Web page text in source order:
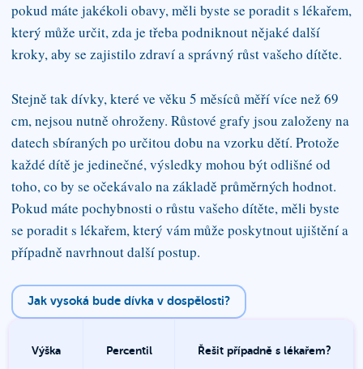
pokud máte jakékoli obavy, měli byste se poradit s lékařem,
který může určit, zda je třeba podniknout nějaké další
kroky, aby se zajistilo zdraví a správný růst vašeho dítěte.
Stejně tak dívky, které ve věku 5 měsíců měří více než 69
cm, nejsou nutně ohroženy. Růstové grafy jsou založeny na
datech sbíraných po určitou dobu na vzorku dětí. Protože
každé dítě je jedinečné, výsledky mohou být odlišné od
toho, co by se očekávalo na základě průměrných hodnot.
Pokud máte pochybnosti o růstu vašeho dítěte, měli byste
se poradit s lékařem, který vám může poskytnout ujištění a
případně navrhnout další postup.
Jak vysoká bude dívka v dospělosti?
Výška Percentil Řešit případně s lékařem?